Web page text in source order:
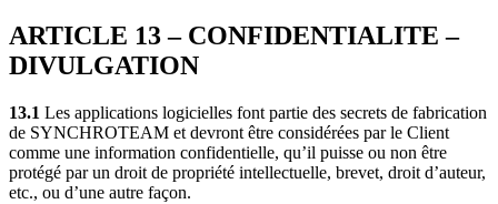
ARTICLE 13 – CONFIDENTIALITE –
DIVULGATION
13.1 Les applications logicielles font partie des secrets de fabrication
de SYNCHROTEAM et devront être considérées par le Client
comme une information confidentielle, qu’il puisse ou non être
protégé par un droit de propriété intellectuelle, brevet, droit d’auteur,
etc., ou d’une autre façon.